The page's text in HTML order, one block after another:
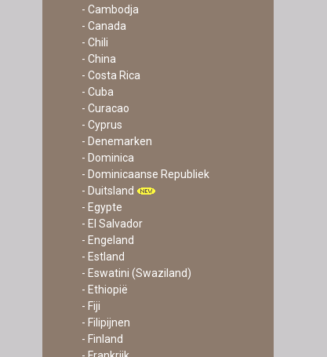
- Cambodja
- Canada
- Chili
- China
- Costa Rica
- Cuba
- Curacao
- Cyprus
- Denemarken
- Dominica
- Dominicaanse Republiek
- Duitsland
- Egypte
- El Salvador
- Engeland
- Estland
- Eswatini (Swaziland)
- Ethiopië
- Fiji
- Filipijnen
- Finland